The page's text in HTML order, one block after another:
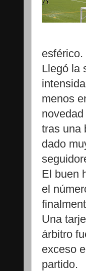
esférico.
Llegó la
menos
tras una
dado
El buen
el
Una
árbitro
exceso
partido.